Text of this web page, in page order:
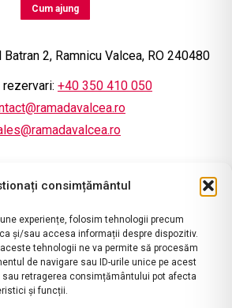
consimțământul
experiențe, folosim tehnologii precum
și/sau accesa informații despre dispozitiv.
tehnologii ne va permite să procesăm
de navigare sau ID-urile unice pe acest
retragerea consimțământului pot afecta
și funcții.
Cum ajung
2, Ramnicu Valcea, RO 240480
+40 350 410 050
|ANPC